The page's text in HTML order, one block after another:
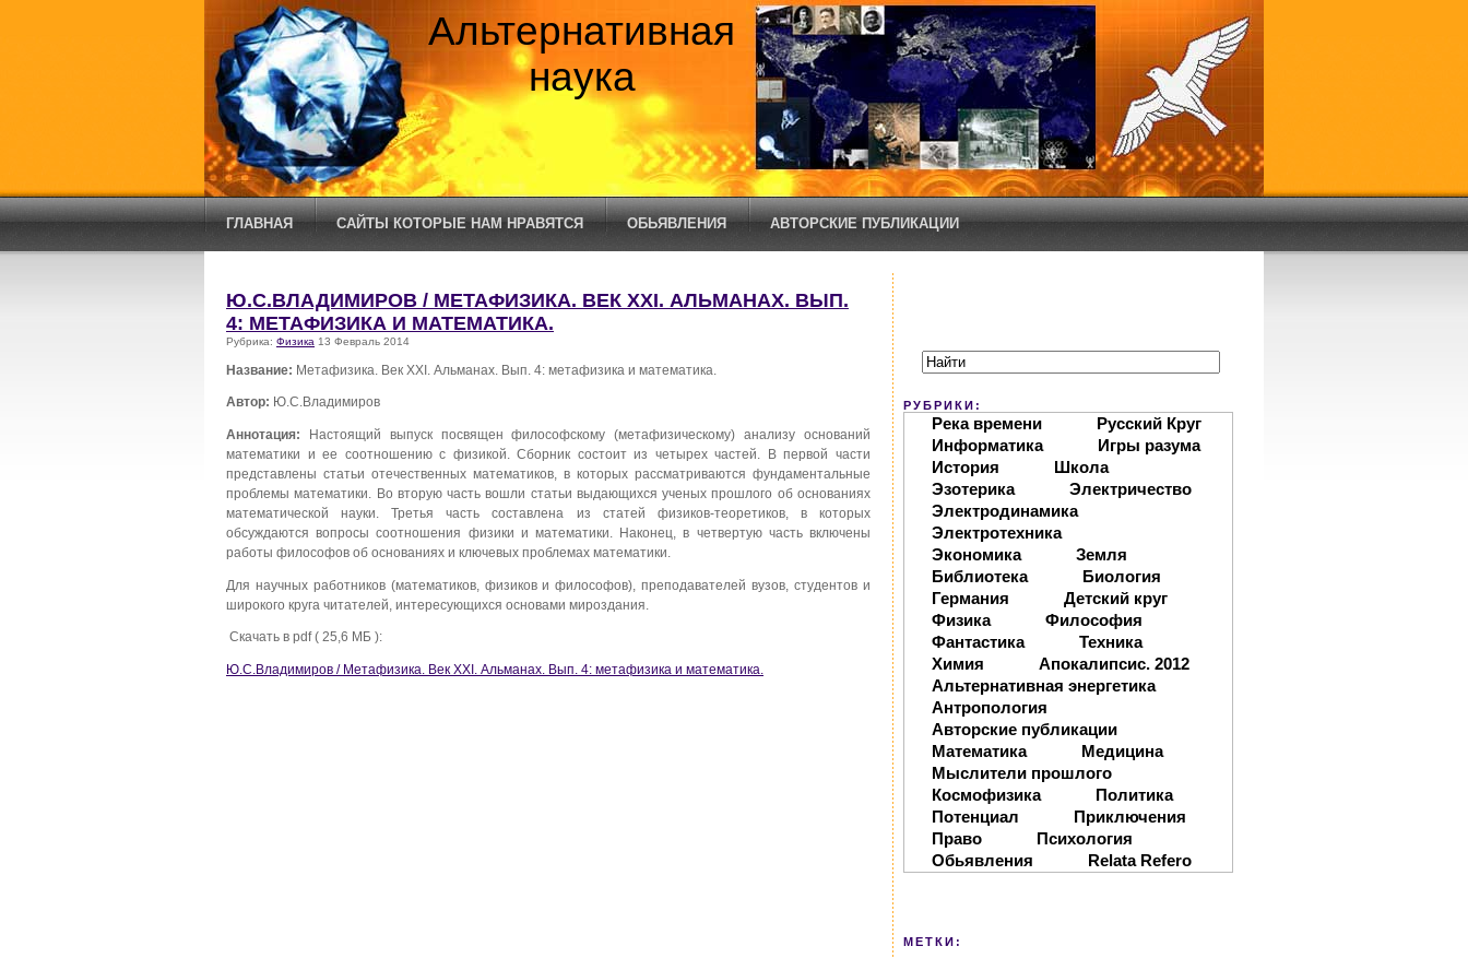
Альтернативная
наука
ГЛАВНАЯ САЙТЫ КОТОРЫЕ НАМ НРАВЯТСЯ ОБЬЯВЛЕНИЯ АВТОРСКИЕ ПУБЛИКАЦИИ
Ю.С.ВЛАДИМИРОВ / МЕТАФИЗИКА. ВЕК XXI. АЛЬМАНАХ. ВЫП.
4: МЕТАФИЗИКА И МАТЕМАТИКА.
Рубрика: Физика 13 Февраль 2014
Название: Метафизика. Век XXI. Альманах. Вып. 4: метафизика и математика.
Автор: Ю.С.Владимиров
Аннотация: Настоящий выпуск посвящен философскому (метафизическому) анализу оснований
математики и ее соотношению с физикой. Сборник состоит из четырех частей. В первой части
представлены статьи отечественных математиков, в которых рассматриваются фундаментальные
проблемы математики. Во вторую часть вошли статьи выдающихся ученых прошлого об основаниях
математической науки. Третья часть составлена из статей физиков-теоретиков, в которых
обсуждаются вопросы соотношения физики и математики. Наконец, в четвертую часть включены
работы философов об основаниях и ключевых проблемах математики.
Для научных работников (математиков, физиков и философов), преподавателей вузов, студентов и
широкого круга читателей, интересующихся основами мироздания.
Скачать в pdf ( 25,6 МБ ):
Ю.С.Владимиров / Метафизика. Век XXI. Альманах. Вып. 4: метафизика и математика.
РУБРИКИ:
Река времени
Русский Круг
Информатика
Игры разума
История
Школа
Эзотерика
Электричество
Электродинамика
Электротехника
Экономика
Земля
Библиотека
Биология
Германия
Детский круг
Физика
Философия
Фантастика
Техника
Химия
Апокалипсис. 2012
Альтернативная энергетика
Антропология
Авторские публикации
Математика
Медицина
Мыслители прошлого
Космофизика
Политика
Потенциал
Приключения
Право
Психология
Обьявления
Relata Refero
МЕТКИ: